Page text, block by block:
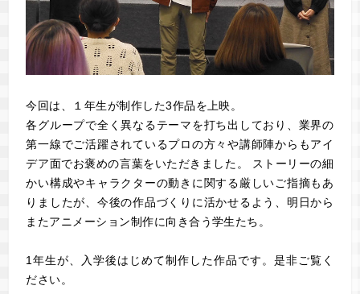
今回は、１年生が制作した3作品を上映。
各グループで全く異なるテーマを打ち出しており、業界の
第一線でご活躍されているプロの方々や講師陣からもアイ
デア面でお褒めの言葉をいただきました。 ストーリーの細
かい構成やキャラクターの動きに関する厳しいご指摘もあ
りましたが、今後の作品づくりに活かせるよう、明日から
またアニメーション制作に向き合う学生たち。
1年生が、入学後はじめて制作した作品です。是非ご覧く
ださい。